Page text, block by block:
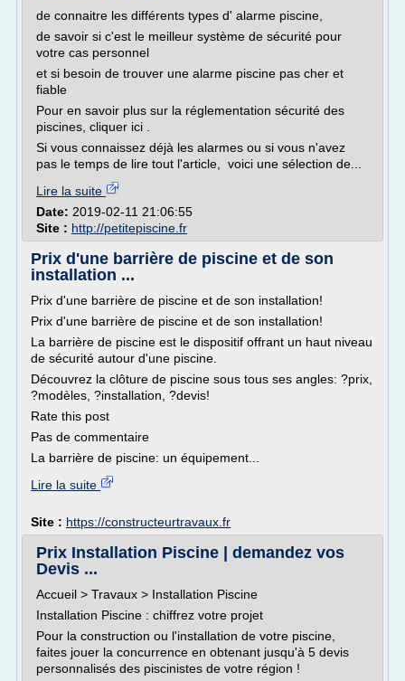
de connaitre les différents types d' alarme piscine,
de savoir si c'est le meilleur système de sécurité pour
votre cas personnel
et si besoin de trouver une alarme piscine pas cher et
fiable
Pour en savoir plus sur la réglementation sécurité des
piscines, cliquer ici .
Si vous connaissez déjà les alarmes ou si vous n'avez
pas le temps de lire tout l'article, voici une sélection de...
Lire la suite
Date: 2019-02-11 21:06:55
Site : http://petitepiscine.fr
Prix d'une barrière de piscine et de son
installation ...
Prix d'une barrière de piscine et de son installation!
Prix d'une barrière de piscine et de son installation!
La barrière de piscine est le dispositif offrant un haut niveau
de sécurité autour d'une piscine.
Découvrez la clôture de piscine sous tous ses angles: ?prix,
?modèles, ?installation, ?devis!
Rate this post
Pas de commentaire
La barrière de piscine: un équipement...
Lire la suite
Site : https://constructeurtravaux.fr
Prix Installation Piscine | demandez vos
Devis ...
Accueil > Travaux > Installation Piscine
Installation Piscine : chiffrez votre projet
Pour la construction ou l'installation de votre piscine,
faites jouer la concurrence en obtenant jusqu'à 5 devis
personnalisés des piscinistes de votre région !